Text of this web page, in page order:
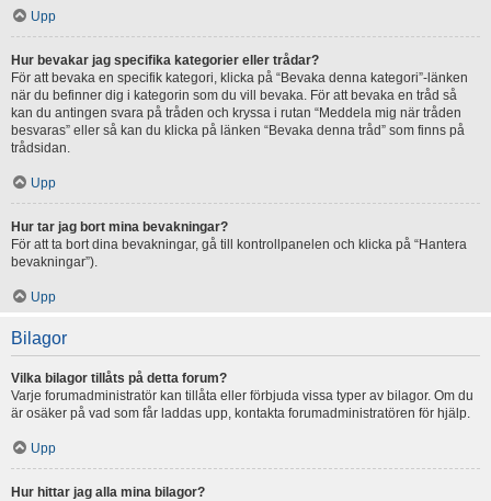
Upp
Hur bevakar jag specifika kategorier eller trådar?
För att bevaka en specifik kategori, klicka på “Bevaka denna kategori”-länken
när du befinner dig i kategorin som du vill bevaka. För att bevaka en tråd så
kan du antingen svara på tråden och kryssa i rutan “Meddela mig när tråden
besvaras” eller så kan du klicka på länken “Bevaka denna tråd” som finns på
trådsidan.
Upp
Hur tar jag bort mina bevakningar?
För att ta bort dina bevakningar, gå till kontrollpanelen och klicka på “Hantera
bevakningar”).
Upp
Bilagor
Vilka bilagor tillåts på detta forum?
Varje forumadministratör kan tillåta eller förbjuda vissa typer av bilagor. Om du
är osäker på vad som får laddas upp, kontakta forumadministratören för hjälp.
Upp
Hur hittar jag alla mina bilagor?